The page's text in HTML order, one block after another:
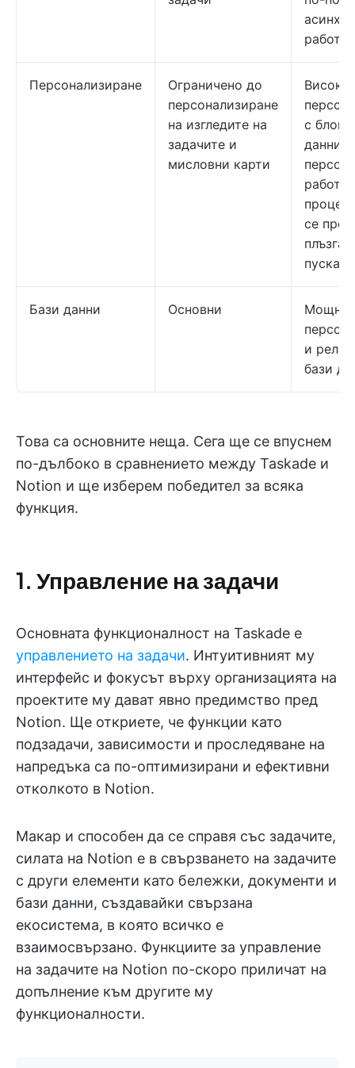
работа
Персонализиране
Ограничено до
персонализиране
на изгледите на
задачите и
мисловни карти
Висока
с
данни и
работни
се
Бази данни Основни
Мощни,
и
бази
Това са основните неща. Сега ще се впуснем
по-дълбоко в сравнението между Taskade и
Notion и ще изберем победител за всяка
функция.
1. Управление на задачи
Основната функционалност на Taskade е
управлението на задачи. Интуитивният му
интерфейс и фокусът върху организацията на
проектите му дават явно предимство пред
Notion. Ще откриете, че функции като
подзадачи, зависимости и проследяване на
напредъка са по-оптимизирани и ефективни
отколкото в Notion.
Макар и способен да се справя със задачите,
силата на Notion е в свързването на задачите
с други елементи като бележки, документи и
бази данни, създавайки свързана
екосистема, в която всичко е
взаимосвързано. Функциите за управление
на задачите на Notion по-скоро приличат на
допълнение към другите му
функционалности.